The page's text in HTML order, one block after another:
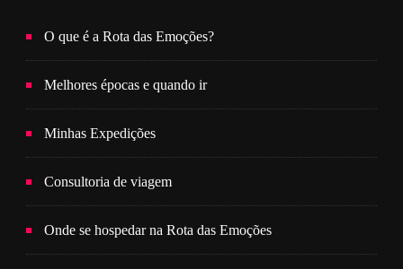
O que é a Rota das Emoções?
Melhores épocas e quando ir
Minhas Expedições
Consultoria de viagem
Onde se hospedar na Rota das Emoções